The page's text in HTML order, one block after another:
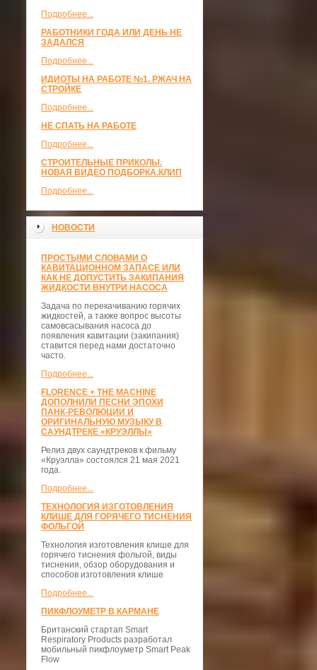
Подробнее...
РАБОТНИКИ ГОДА ИЛИ ДЕНЬ НЕ
ЗАДАЛСЯ
Подробнее...
ИДИОТЫ НА РАБОТЕ №1. РЖАЧ НА
СТРОЙКЕ
Подробнее...
НЕ СПАТЬ НА РАБОТЕ
Подробнее...
СТРОИТЕЛЬНЫЕ ПРИКОЛЫ.
НОВАЯ ВИДЕО ПОДБОРКА.КЛИП
Подробнее...
НОВОСТИ
ПРОСТЫМИ СЛОВАМИ О
КАВИТАЦИОННОМ ЗАПАСЕ ИЛИ
КАК НЕ ДОПУСТИТЬ ЗАКИПАНИЯ
ЖИДКОСТИ ВНУТРИ НАСОСА
Задача по перекачиванию горячих
жидкостей, а также вопрос высоты
самовсасывания насоса до
появления кавитации (закипания)
ставится перед нами достаточно
часто.
Подробнее...
FLORENCE + THE MACHINE
ДОПОЛНИЛИ ПЕСНИ ЭПОХИ
ПАНК-РЕВОЛЮЦИИ И
ОРИГИНАЛЬНУЮ МУЗЫКУ В
САУНДТРЕКЕ «КРУЭЛЛЫ»
Релиз двух саундтреков к фильму
«Круэлла» состоялся 21 мая 2021
года.
Подробнее...
ТЕХНОЛОГИЯ ИЗГОТОВЛЕНИЯ
КЛИШЕ ДЛЯ ГОРЯЧЕГО ТИСНЕНИЯ
ФОЛЬГОЙ
Технология изготовления клише для
горячего тиснения фольгой, виды
тиснения, обзор оборудования и
способов изготовления клише
Подробнее...
ПИКФЛОУМЕТР В КАРМАНЕ
Британский стартап Smart
Respiratory Products разработал
мобильный пикфлоуметр Smart Peak
Flow